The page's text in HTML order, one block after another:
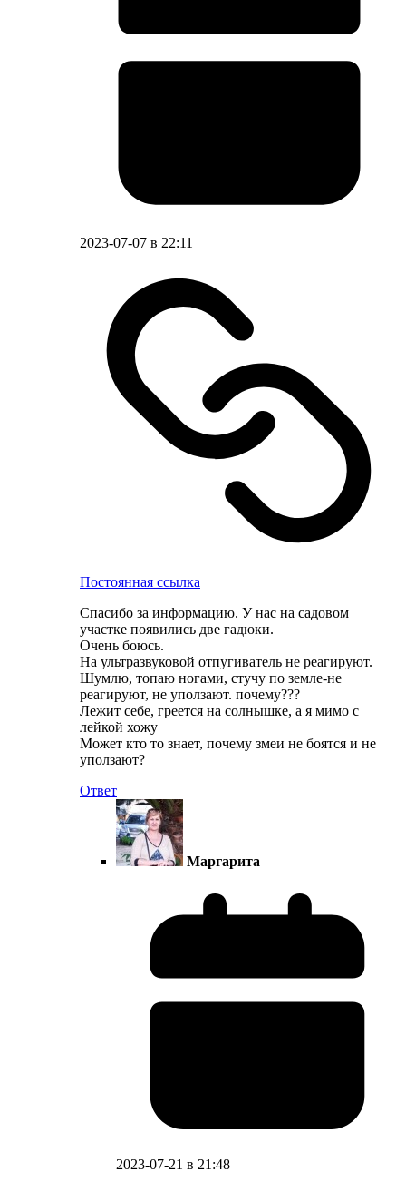
2023-07-07 в 22:11
Постоянная ссылка
Спасибо за информацию. У нас на садовом
участке появились две гадюки.
Очень боюсь.
На ультразвуковой отпугиватель не реагируют.
Шумлю, топаю ногами, стучу по земле-не
реагируют, не уползают. почему???
Лежит себе, греется на солнышке, а я мимо с
лейкой хожу
Может кто то знает, почему змеи не боятся и не
уползают?
Ответ
Маргарита
2023-07-21 в 21:48